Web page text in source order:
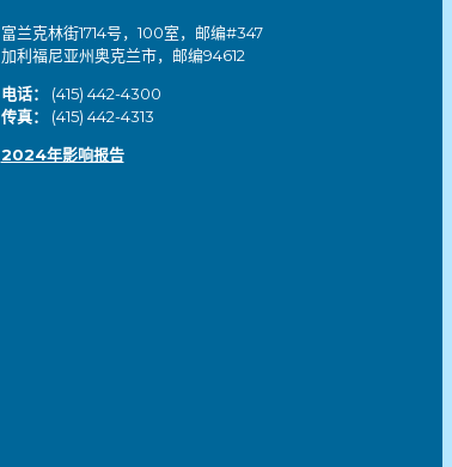
富兰克林街1714号，100室，邮编#347
加利福尼亚州奥克兰市，邮编94612
电话：
(415) 442-4300
传真：
(415) 442-4313
2024年影响报告